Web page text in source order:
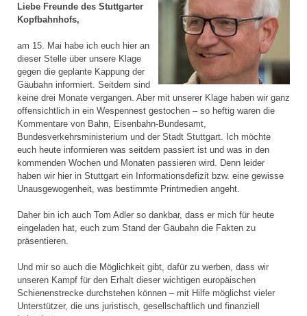
Liebe Freunde des Stuttgarter
Kopfbahnhofs,
am 15. Mai habe ich euch hier an
dieser Stelle über unsere Klage
gegen die geplante Kappung der
Gäubahn informiert. Seitdem sind
keine drei Monate vergangen. Aber mit unserer Klage haben wir ganz
offensichtlich in ein Wespennest gestochen – so heftig waren die
Kommentare von Bahn, Eisenbahn-Bundesamt,
Bundesverkehrsministerium und der Stadt Stuttgart. Ich möchte
euch heute informieren was seitdem passiert ist und was in den
kommenden Wochen und Monaten passieren wird. Denn leider
haben wir hier in Stuttgart ein Informationsdefizit bzw. eine gewisse
Unausgewogenheit, was bestimmte Printmedien angeht.
Daher bin ich auch Tom Adler so dankbar, dass er mich für heute
eingeladen hat, euch zum Stand der Gäubahn die Fakten zu
präsentieren.
Und mir so auch die Möglichkeit gibt, dafür zu werben, dass wir
unseren Kampf für den Erhalt dieser wichtigen europäischen
Schienenstrecke durchstehen können – mit Hilfe möglichst vieler
Unterstützer, die uns juristisch, gesellschaftlich und finanziell